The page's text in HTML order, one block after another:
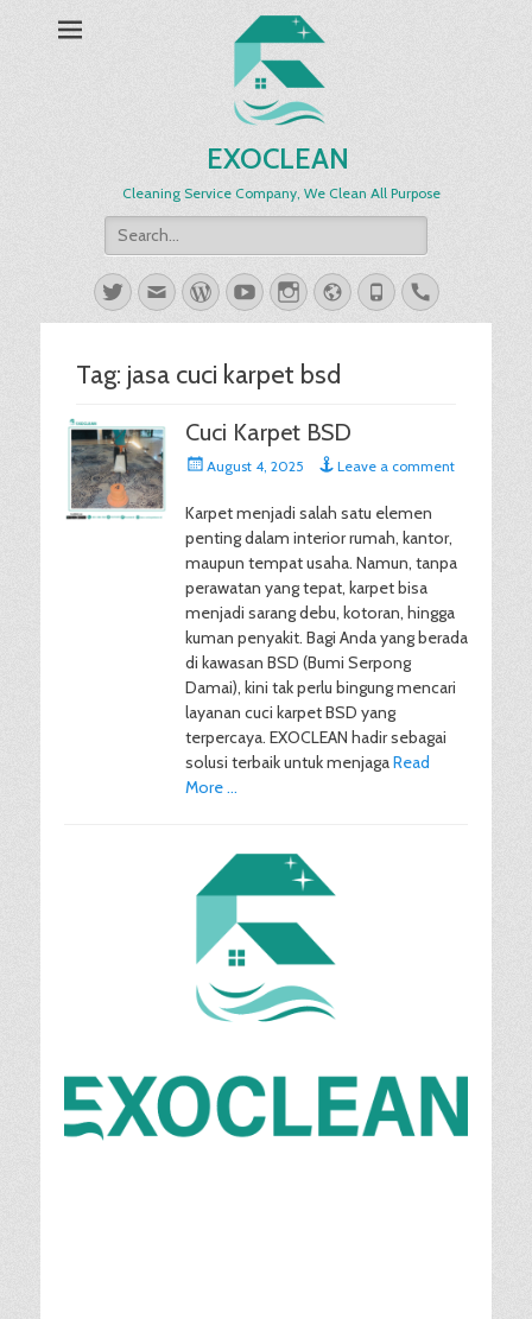
EXOCLEAN
Cleaning Service Company, We Clean All Purpose
Search
for:
TwitterEmailWordPress
YouTubeInstagram
Website
PhoneHandset
Tag: jasa cuci karpet bsd
Cuci Karpet BSD
PostedAugust 4, 2025 Leave a comment
Karpet menjadi salah satu elemen
penting dalam interior rumah, kantor,
maupun tempat usaha. Namun, tanpa
perawatan yang tepat, karpet bisa
menjadi sarang debu, kotoran, hingga
kuman penyakit. Bagi Anda yang berada
di kawasan BSD (Bumi Serpong
Damai), kini tak perlu bingung mencari
layanan cuci karpet BSD yang
terpercaya. EXOCLEAN hadir sebagai
solusi terbaik untuk menjagaRead
More …